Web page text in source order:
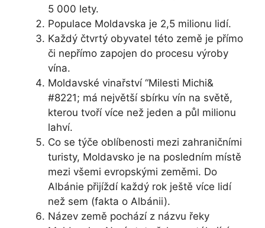
5 000 lety.
Populace Moldavska je 2,5 milionu lidí.
Každý čtvrtý obyvatel této země je přímo
či nepřímo zapojen do procesu výroby
vína.
Moldavské vinařství “Milesti Michi&
#8221; má největší sbírku vín na světě,
kterou tvoří více než jeden a půl milionu
lahví.
Co se týče oblíbenosti mezi zahraničními
turisty, Moldavsko je na posledním místě
mezi všemi evropskými zeměmi. Do
Albánie přijíždí každý rok ještě více lidí
než sem (fakta o Albánii).
Název země pochází z názvu řeky